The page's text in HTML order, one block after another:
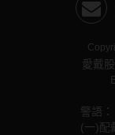
泡沫洗鏡液
愛戴
警語：
(一)配